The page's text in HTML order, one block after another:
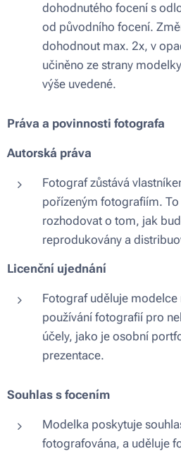
dohodnutého focení s
od původního focení.
dohodnout max. 2x, v
učiněno ze strany
výše uvedené.
Práva a povinnosti fotografa
Autorská práva
Fotograf zůstává
pořízeným fotografiím.
rozhodovat o tom, jak
reprodukovány a
Licenční ujednání
Fotograf uděluje
používání fotografií pro
účely, jako je osobní
prezentace.
Souhlas s focením
Modelka poskytuje
fotografována, a uděluje